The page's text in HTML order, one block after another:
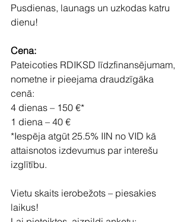
Pusdienas, launags un uzkodas katru
dienu!
Cena:
Pateicoties RDIKSD līdzfinansējumam,
nometne ir pieejama draudzīgāka
cenā:
4 dienas – 150 €*
1 diena – 40 €
*Iespēja atgūt 25.5% IIN no VID kā
attaisnotos izdevumus par interešu
izglītību.
Vietu skaits ierobežots – piesakies
laikus!